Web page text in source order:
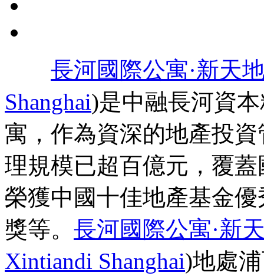
長河國際公寓·新天
Shanghai)是中融長河資
寓，作為資深的地產投
理規模已超百億元，覆
榮獲中國十佳地產基金
獎等。 長河國際公寓·新
Xintiandi Shanghai)地處